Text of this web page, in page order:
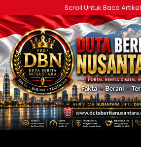
ke
konten
Scroll Untuk Baca Artikel